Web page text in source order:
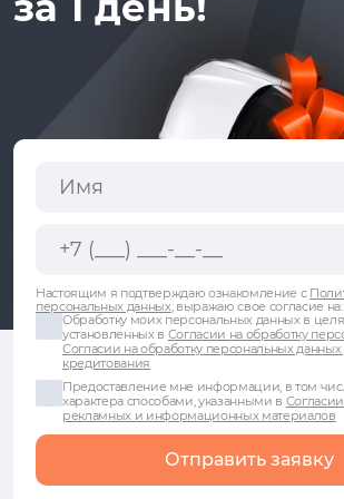
Настоящим я подтверждаю ознакомление с
персональных данных, выражаю свое согласие на:
Обработку моих персональных данных в
установленных в Согласии на обработку
Согласии на обработку персональных
кредитования
Предоставление мне информации, в том
характера способами, указанными в
рекламных и информационных материалов
Отправить заявку